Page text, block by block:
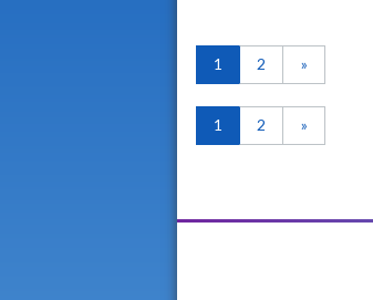
1 2 »
1 2 »